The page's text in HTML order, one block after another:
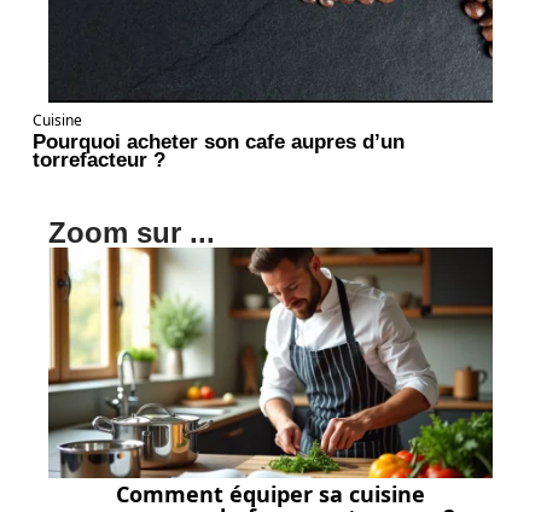
Cuisine
Pourquoi acheter son cafe aupres d’un
torrefacteur ?
Zoom sur ...
Comment équiper sa cuisine